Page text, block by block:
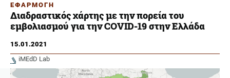
ΕΦΑΡΜΟΓΗ
Διαδραστικός χάρτης με την πορεία του
εμβολιασμού για την COVID-19 στην Ελλάδα
15.01.2021
iMEdD Lab